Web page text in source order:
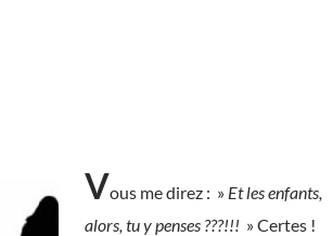
Vous me direz : » Et les enfants,
alors, tu y penses ???!!! » Certes !